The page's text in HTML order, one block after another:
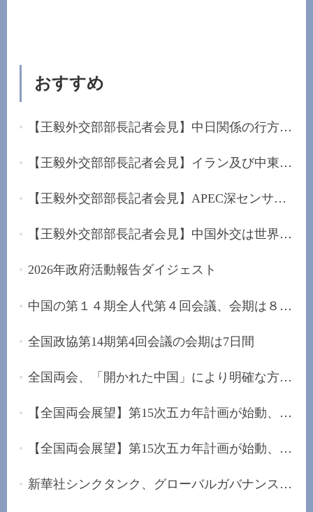
おすすめ
【王毅外交部部長記者会見】中日関係の行方は日本...
【王毅外交部部長記者会見】イラン及び中東に堅持...
【王毅外交部部長記者会見】APEC深センサミットを...
【王毅外交部部長記者会見】中国外交は世界的な混...
2026年政府活動報告ダイジェスト
中国の第１４期全人代第４回会議、会期は８日間
全国政協第14期第4回会議の会期は7日間
全国両会、「開かれた中国」により明確な方向性を...
【全国両会展望】第15次五カ年計画が始動、未来産...
【全国両会展望】第15次五カ年計画が始動、「安定...
新華社シンクタンク、グローバルガバナンスの改革...